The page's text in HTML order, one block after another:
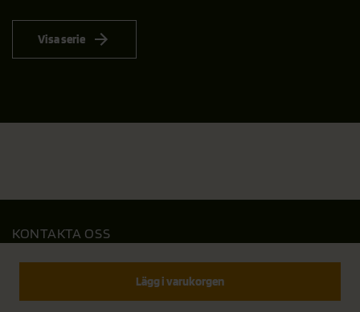
Visa serie
Lägg i varukorgen
KONTAKTA OSS
Outfit International A/S